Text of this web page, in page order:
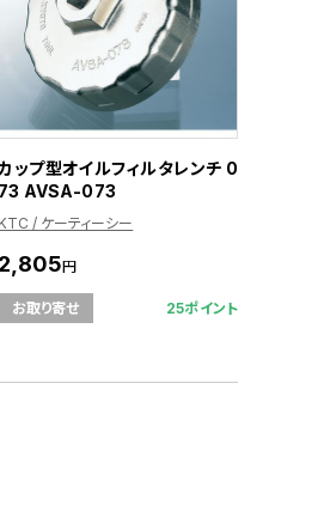
ップ型オイルフィルタレンチ 0
73 AVSA-073
KTC / ケーティーシー
2,805円
お取り寄せ 25ポイント